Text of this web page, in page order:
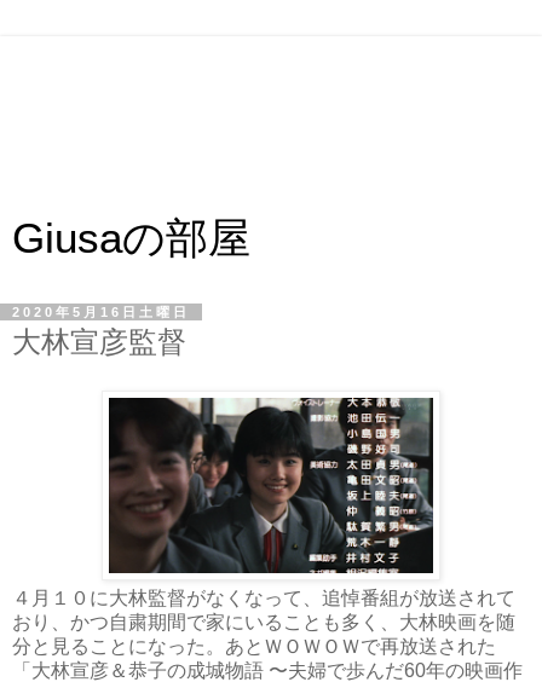
Giusaの部屋
2020年5月16日土曜日
大林宣彦監督
４月１０に大林監督がなくなって、追悼番組が放送されて
おり、かつ自粛期間で家にいることも多く、大林映画を随
分と見ることになった。あとＷＯＷＯＷで再放送された
「大林宣彦＆恭子の成城物語 〜夫婦で歩んだ60年の映画作